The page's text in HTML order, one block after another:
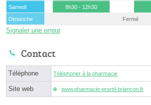
Samedi
8h30 - 12h30
Dimanche
Fermé
Signaler une erreur
Contact
Téléphone Téléphoner à la pharmacie
Site web www.pharmacie-prorel-briancon.fr